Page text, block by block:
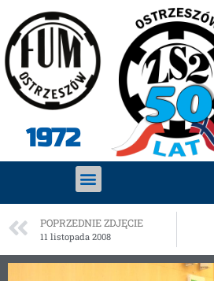
1972
POPRZEDNIE ZDJĘCIE
11 listopada 2008